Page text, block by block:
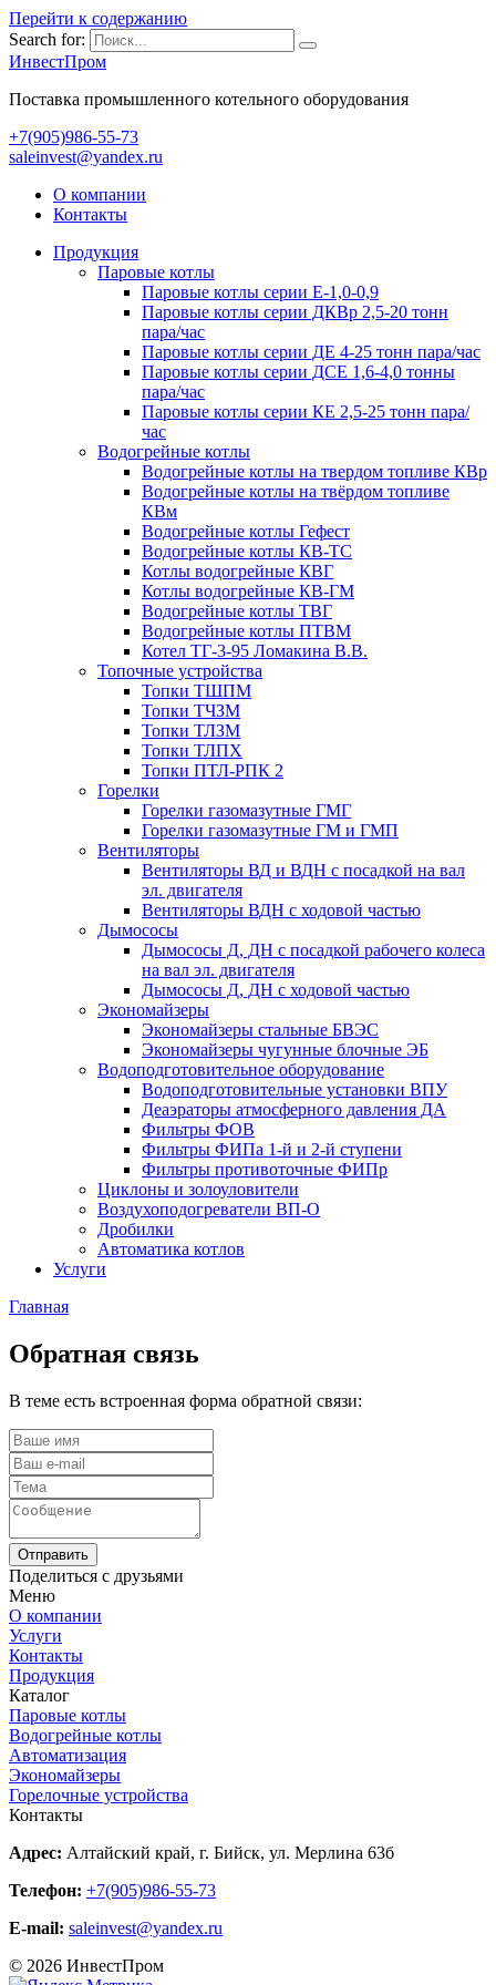
Перейти к содержанию
Search for:
ИнвестПром
Поставка промышленного котельного оборудования
+7(905)986-55-73
saleinvest@yandex.ru
О компании
Контакты
Продукция
Паровые котлы
Паровые котлы серии Е-1,0-0,9
Паровые котлы серии ДКВр 2,5-20 тонн
пара/час
Паровые котлы серии ДЕ 4-25 тонн пара/час
Паровые котлы серии ДСЕ 1,6-4,0 тонны
пара/час
Паровые котлы серии КЕ 2,5-25 тонн пара/
час
Водогрейные котлы
Водогрейные котлы на твердом топливе КВр
Водогрейные котлы на твёрдом топливе
КВм
Водогрейные котлы Гефест
Водогрейные котлы КВ-ТС
Котлы водогрейные КВГ
Котлы водогрейные КВ-ГМ
Водогрейные котлы ТВГ
Водогрейные котлы ПТВМ
Котел ТГ-3-95 Ломакина В.В.
Топочные устройства
Топки ТШПМ
Топки ТЧЗМ
Топки ТЛЗМ
Топки ТЛПХ
Топки ПТЛ-РПК 2
Горелки
Горелки газомазутные ГМГ
Горелки газомазутные ГМ и ГМП
Вентиляторы
Вентиляторы ВД и ВДН с посадкой на вал
эл. двигателя
Вентиляторы ВДН с ходовой частью
Дымососы
Дымососы Д, ДН с посадкой рабочего колеса
на вал эл. двигателя
Дымососы Д, ДН с ходовой частью
Экономайзеры
Экономайзеры стальные БВЭС
Экономайзеры чугунные блочные ЭБ
Водоподготовительное оборудование
Водоподготовительные установки ВПУ
Деаэраторы атмосферного давления ДА
Фильтры ФОВ
Фильтры ФИПа 1-й и 2-й ступени
Фильтры противоточные ФИПр
Циклоны и золоуловители
Воздухоподогреватели ВП-О
Дробилки
Автоматика котлов
Услуги
Главная
Обратная связь
В теме есть встроенная форма обратной связи:
Отправить
Поделиться с друзьями
Меню
О компании
Услуги
Контакты
Продукция
Каталог
Паровые котлы
Водогрейные котлы
Автоматизация
Экономайзеры
Горелочные устройства
Контакты
Адрес: Алтайский край, г. Бийск, ул. Мерлина 63б
Телефон: +7(905)986-55-73
E-mail: saleinvest@yandex.ru
© 2026 ИнвестПром